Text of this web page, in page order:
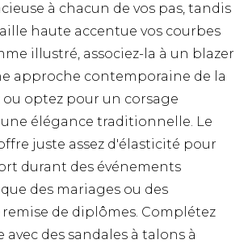
à chacun de vos pas, tandis
haute accentue vos courbes
illustré, associez-la à un blazer
approche contemporaine de la
optez pour un corsage
élégance traditionnelle. Le
juste assez d'élasticité pour
durant des événements
des mariages ou des
de diplômes. Complétez
des sandales à talons à